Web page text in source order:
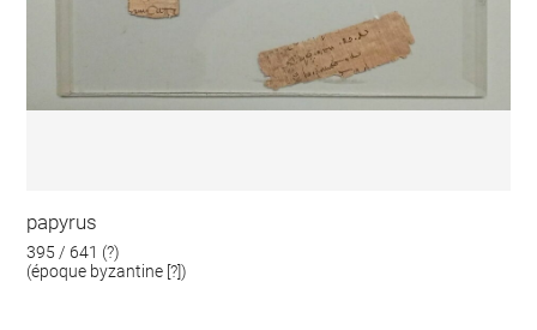
papyrus
395 / 641 (?)
(époque byzantine [?])